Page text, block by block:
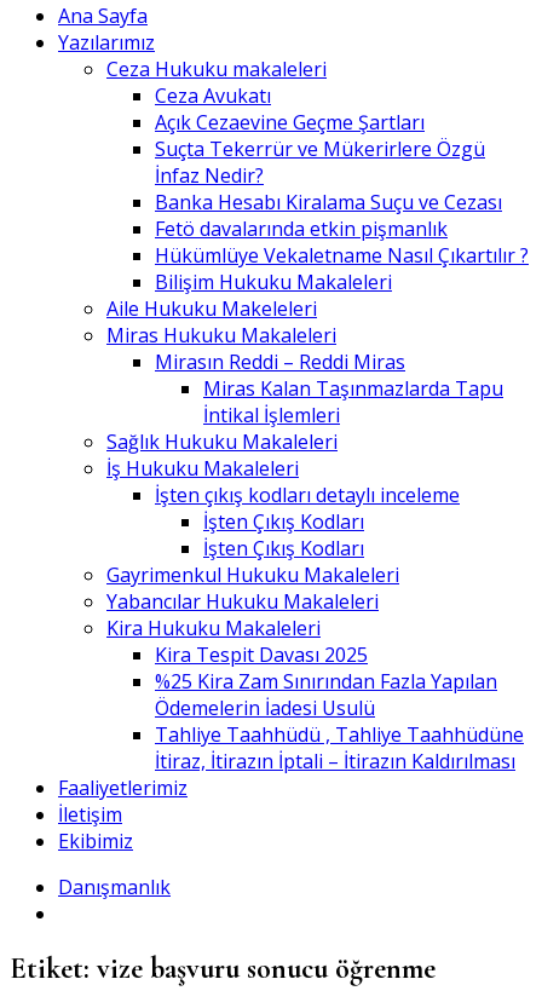
Ana Sayfa
Yazılarımız
Ceza Hukuku makaleleri
Ceza Avukatı
Açık Cezaevine Geçme Şartları
Suçta Tekerrür ve Mükerirlere Özgü
İnfaz Nedir?
Banka Hesabı Kiralama Suçu ve Cezası
Fetö davalarında etkin pişmanlık
Hükümlüye Vekaletname Nasıl Çıkartılır ?
Bilişim Hukuku Makaleleri
Aile Hukuku Makeleleri
Miras Hukuku Makaleleri
Mirasın Reddi – Reddi Miras
Miras Kalan Taşınmazlarda Tapu
İntikal İşlemleri
Sağlık Hukuku Makaleleri
İş Hukuku Makaleleri
İşten çıkış kodları detaylı inceleme
İşten Çıkış Kodları
İşten Çıkış Kodları
Gayrimenkul Hukuku Makaleleri
Yabancılar Hukuku Makaleleri
Kira Hukuku Makaleleri
Kira Tespit Davası 2025
%25 Kira Zam Sınırından Fazla Yapılan
Ödemelerin İadesi Usulü
Tahliye Taahhüdü , Tahliye Taahhüdüne
İtiraz, İtirazın İptali – İtirazın Kaldırılması
Faaliyetlerimiz
İletişim
Ekibimiz
Danışmanlık
Etiket:vize başvuru sonucu öğrenme